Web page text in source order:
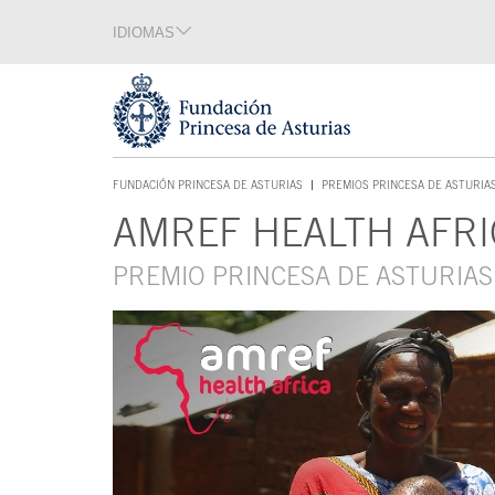
Tecla de acceso 1
IDIOMAS
FUNDACIÓN PRINCESA DE ASTURIAS
TECLA DE ACCESO 1
PREMIOS PRINCESA DE ASTURIAS
Contenido principalAMREF HEALTH
PREMIO PRINCESA DE